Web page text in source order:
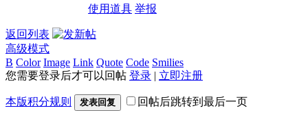
使用道具 举报
返回列表
高级模式
B Color Image Link Quote Code Smilies
您需要登录后才可以回帖 登录 | 立即注册
本版积分规则 发表回复 回帖后跳转到最后一页